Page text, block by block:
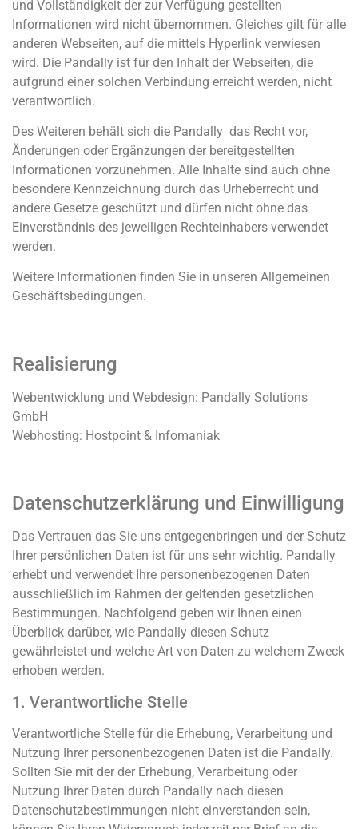
und Vollständigkeit der zur Verfügung gestellten
Informationen wird nicht übernommen. Gleiches gilt für alle
anderen Webseiten, auf die mittels Hyperlink verwiesen
wird. Die Pandally ist für den Inhalt der Webseiten, die
aufgrund einer solchen Verbindung erreicht werden, nicht
verantwortlich.
Des Weiteren behält sich die Pandally das Recht vor,
Änderungen oder Ergänzungen der bereitgestellten
Informationen vorzunehmen. Alle Inhalte sind auch ohne
besondere Kennzeichnung durch das Urheberrecht und
andere Gesetze geschützt und dürfen nicht ohne das
Einverständnis des jeweiligen Rechteinhabers verwendet
werden.
Weitere Informationen finden Sie in unseren Allgemeinen
Geschäftsbedingungen.
Realisierung
Webentwicklung und Webdesign: Pandally Solutions
GmbH
Webhosting: Hostpoint & Infomaniak
Datenschutzerklärung und Einwilligung
Das Vertrauen das Sie uns entgegenbringen und der Schutz
Ihrer persönlichen Daten ist für uns sehr wichtig. Pandally
erhebt und verwendet Ihre personenbezogenen Daten
ausschließlich im Rahmen der geltenden gesetzlichen
Bestimmungen. Nachfolgend geben wir Ihnen einen
Überblick darüber, wie Pandally diesen Schutz
gewährleistet und welche Art von Daten zu welchem Zweck
erhoben werden.
1. Verantwortliche Stelle
Verantwortliche Stelle für die Erhebung, Verarbeitung und
Nutzung Ihrer personenbezogenen Daten ist die Pandally.
Sollten Sie mit der der Erhebung, Verarbeitung oder
Nutzung Ihrer Daten durch Pandally nach diesen
Datenschutzbestimmungen nicht einverstanden sein,